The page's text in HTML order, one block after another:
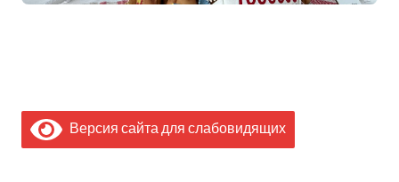
Версия сайта для слабовидящих